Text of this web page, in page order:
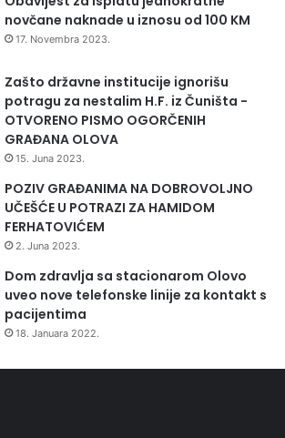
planove za tekući mjesec uz
se nastavni proces realizira u skladu sa
Napomena se evidentira u
i programima rada, odnosno u
planovima rada za mjesec
edukativnog materijala tokom
komunikacijskih tehnologija definirat će
uvažavajući svoje specifičnosti, potrebe i
uvjeti za nesmetano odvijanje
procesa u osnovnim i srednjim
području Zeničko-dobojskog kantona,
biti u obavezi da evaluiraju i vrednuju
novčane naknade u iznosu od 100 KM
17. Novembra 2023.
Zašto državne institucije ignorišu
potragu za nestalim H.F. iz Čuništa -
OTVORENO PISMO OGORČENIH
GRAĐANA OLOVA
15. Juna 2023.
POZIV GRAĐANIMA NA DOBROVOLJNO
UČEŠĆE U POTRAZI ZA HAMIDOM
FERHATOVIĆEM
2. Juna 2023.
Dom zdravlja sa stacionarom Olovo
uveo nove telefonske linije za kontakt s
pacijentima
18. Januara 2022.